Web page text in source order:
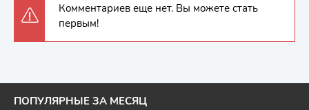
Комментариев еще нет. Вы можете стать
первым!
ПОПУЛЯРНЫЕ ЗА МЕСЯЦ